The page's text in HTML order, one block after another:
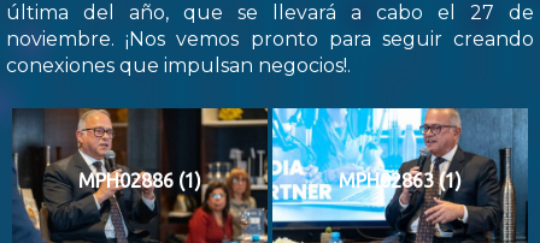
última del año, que se llevará a cabo el 27 de
noviembre. ¡Nos vemos pronto para seguir creando
conexiones que impulsan negocios!.
MPH02886 (1) MPH02863 (1)